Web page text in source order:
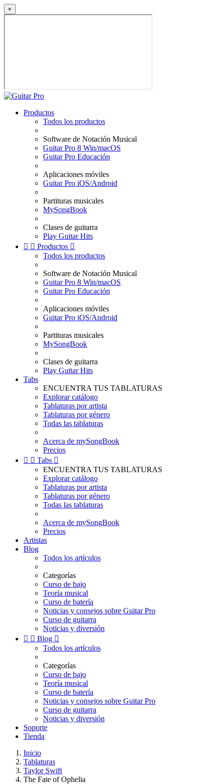
×
Productos
Todos los productos
Software de Notación Musical
Guitar Pro 8 Win/macOS
Guitar Pro Educación
Aplicaciones móviles
Guitar Pro iOS/Android
Partituras musicales
MySongBook
Clases de guitarra
Play Guitar Hits
  Productos 
Todos los productos
Software de Notación Musical
Guitar Pro 8 Win/macOS
Guitar Pro Educación
Aplicaciones móviles
Guitar Pro iOS/Android
Partituras musicales
MySongBook
Clases de guitarra
Play Guitar Hits
Tabs
ENCUENTRA TUS TABLATURAS
Explorar catálogo
Tablaturas por artista
Tablaturas por género
Todas las tablaturas
Acerca de mySongBook
Precios
  Tabs 
ENCUENTRA TUS TABLATURAS
Explorar catálogo
Tablaturas por artista
Tablaturas por género
Todas las tablaturas
Acerca de mySongBook
Precios
Artistas
Blog
Todos los artículos
Categorías
Curso de bajo
Teoría musical
Curso de batería
Noticias y consejos sobre Guitar Pro
Curso de guitarra
Noticias y diversión
  Blog 
Todos los artículos
Categorías
Curso de bajo
Teoría musical
Curso de batería
Noticias y consejos sobre Guitar Pro
Curso de guitarra
Noticias y diversión
Soporte
Tienda
Inicio
Tablaturas
Taylor Swift
The Fate of Ophelia